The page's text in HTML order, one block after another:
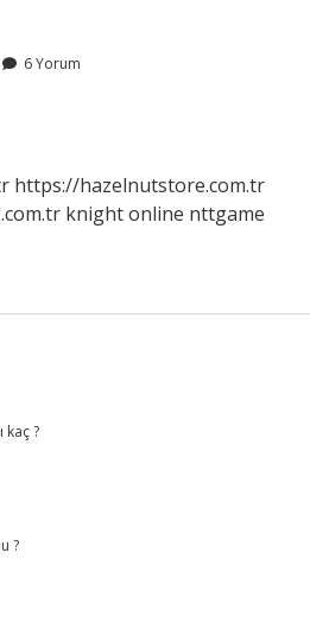
6 Yorum
https://hazelnutstore.com.tr
knight online nttgame
kaç ?
?